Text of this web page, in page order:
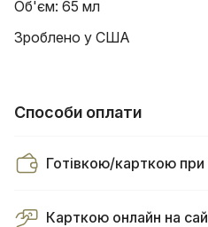
Об'єм: 65 мл
Зроблено у США
Способи оплати
Готівкою/карткою при
Карткою онлайн на